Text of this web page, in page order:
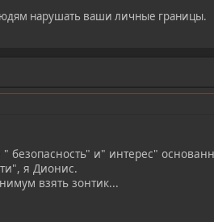
нарушать ваши личные границы.
безопасность" и" интерес"
я Дионис.
взять зонтик...